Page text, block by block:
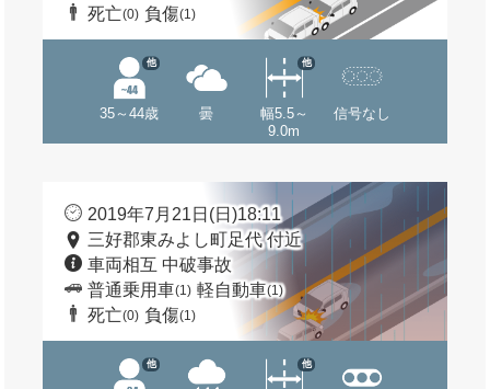
死亡(0) 負傷(1)
35～44歳
他
曇
幅5.5～
9.0m
他
信号なし
2019年7月21日(日)18:11
三好郡東みよし町足代 付近
車両相互 中破事故
普通乗用車(1) 軽自動車(1)
死亡(0) 負傷(1)
他 他